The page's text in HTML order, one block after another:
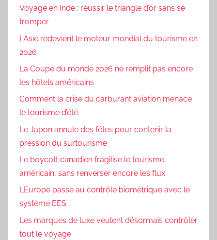
Voyage en Inde : réussir le triangle d’or sans se
tromper
L’Asie redevient le moteur mondial du tourisme en
2026
La Coupe du monde 2026 ne remplit pas encore
les hôtels américains
Comment la crise du carburant aviation menace
le tourisme d’été
Le Japon annule des fêtes pour contenir la
pression du surtourisme
Le boycott canadien fragilise le tourisme
américain, sans renverser encore les flux
L’Europe passe au contrôle biométrique avec le
système EES
Les marques de luxe veulent désormais contrôler
tout le voyage